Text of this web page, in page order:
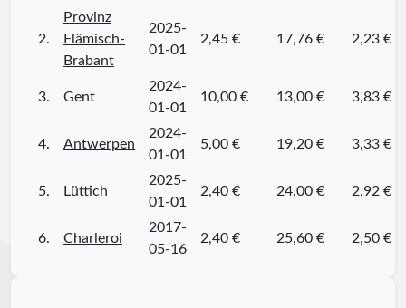
2.
Provinz
Flämisch-
Brabant
2025-
01-01
2,45 € 17,76 € 2,23 €
3. Gent
2024-
01-01
10,00 € 13,00 € 3,83 €
4. Antwerpen
2024-
01-01
5,00 € 19,20 € 3,33 €
5. Lüttich
2025-
01-01
2,40 € 24,00 € 2,92 €
6. Charleroi
2017-
05-16
2,40 € 25,60 € 2,50 €